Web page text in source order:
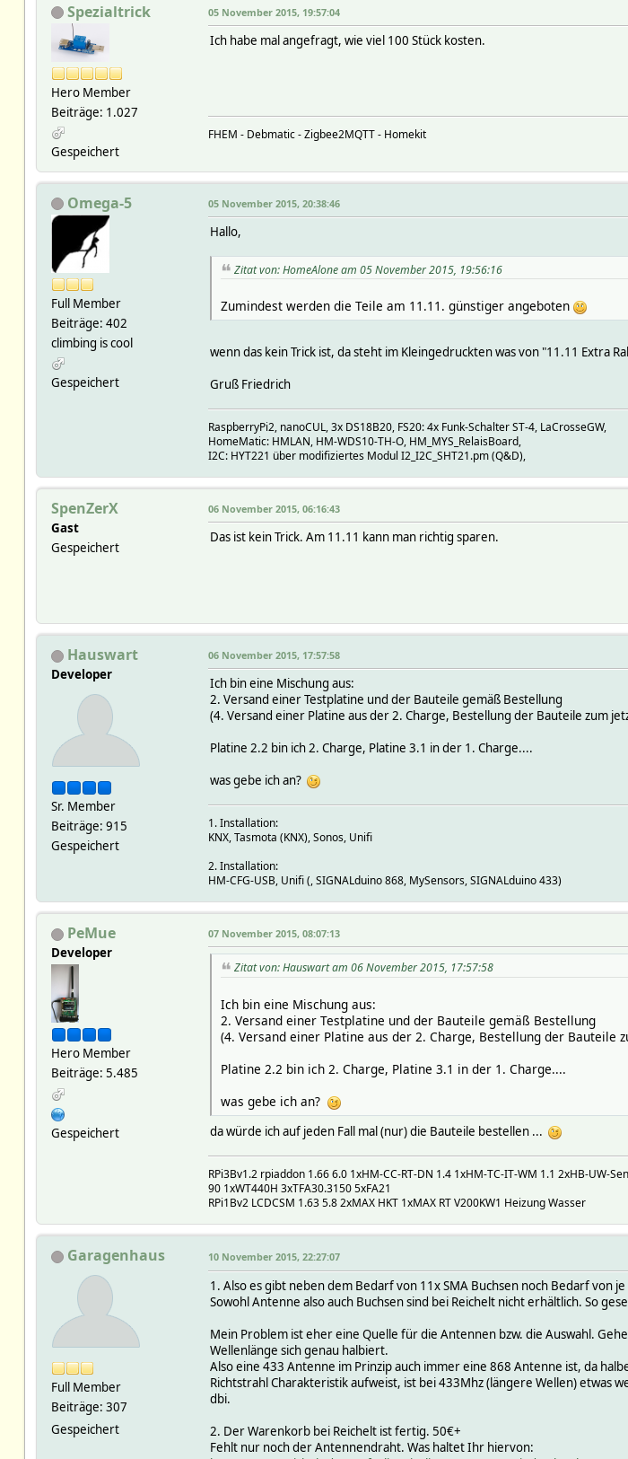
Spezialtrick
Hero Member
Beiträge: 1.027
Gespeichert
05 November 2015, 19:57:04
Ich habe mal angefragt, wie viel 100 Stück kosten.
FHEM - Debmatic - Zigbee2MQTT - Homekit
Omega-5
Full Member
Beiträge: 402
climbing is cool
Gespeichert
05 November 2015, 20:38:46
Hallo,
Zitat von: HomeAlone am 05 November 2015, 19:56:16
Zumindest werden die Teile am 11.11. günstiger angeboten
wenn das kein Trick ist, da steht im Kleingedruckten was von "11.11 Extra
Gruß Friedrich
RaspberryPi2, nanoCUL, 3x DS18B20, FS20: 4x Funk-Schalter ST-4, LaCrosseGW,
HomeMatic: HMLAN, HM-WDS10-TH-O, HM_MYS_RelaisBoard,
I2C: HYT221 über modifiziertes Modul I2_I2C_SHT21.pm (Q&D),
SpenZerX
Gast
Gespeichert
06 November 2015, 06:16:43
Das ist kein Trick. Am 11.11 kann man richtig sparen.
Hauswart
Developer
Sr. Member
Beiträge: 915
Gespeichert
06 November 2015, 17:57:58
Ich bin eine Mischung aus:
2. Versand einer Testplatine und der Bauteile gemäß Bestellung
(4. Versand einer Platine aus der 2. Charge, Bestellung der Bauteile zum
Platine 2.2 bin ich 2. Charge, Platine 3.1 in der 1. Charge....
was gebe ich an?
1. Installation:
KNX, Tasmota (KNX), Sonos, Unifi
2. Installation:
HM-CFG-USB, Unifi (, SIGNALduino 868, MySensors, SIGNALduino 433)
PeMue
Developer
Hero Member
Beiträge: 5.485
Gespeichert
07 November 2015, 08:07:13
Zitat von: Hauswart am 06 November 2015, 17:57:58
Ich bin eine Mischung aus:
2. Versand einer Testplatine und der Bauteile gemäß Bestellung
(4. Versand einer Platine aus der 2. Charge, Bestellung der Bauteile
Platine 2.2 bin ich 2. Charge, Platine 3.1 in der 1. Charge....
was gebe ich an?
da würde ich auf jeden Fall mal (nur) die Bauteile bestellen ...
RPi3Bv1.2 rpiaddon 1.66 6.0 1xHM-CC-RT-DN 1.4 1xHM-TC-IT-WM 1.1 2xHB-UW-
90 1xWT440H 3xTFA30.3150 5xFA21
RPi1Bv2 LCDCSM 1.63 5.8 2xMAX HKT 1xMAX RT V200KW1 Heizung Wasser
Garagenhaus
Full Member
Beiträge: 307
Gespeichert
10 November 2015, 22:27:07
1. Also es gibt neben dem Bedarf von 11x SMA Buchsen noch Bedarf von
Sowohl Antenne also auch Buchsen sind bei Reichelt nicht erhältlich. So
Mein Problem ist eher eine Quelle für die Antennen bzw. die Auswahl.
Wellenlänge sich genau halbiert.
Also eine 433 Antenne im Prinzip auch immer eine 868 Antenne ist, da
Richtstrahl Charakteristik aufweist, ist bei 433Mhz (längere Wellen)
dbi.
2. Der Warenkorb bei Reichelt ist fertig. 50€+
Fehlt nur noch der Antennendraht. Was haltet Ihr hiervon: